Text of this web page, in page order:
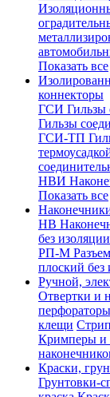
Показать все
коннекторы
ГСИ Гильзы
Гильзы
ГСИ-ТП
НВИ
Показать все
НВ
без изоляции
РП-М Разъем
плоский без
Ручной,
Отвертки и
клещи
Кримперы и
Краски,
Грунтовки-